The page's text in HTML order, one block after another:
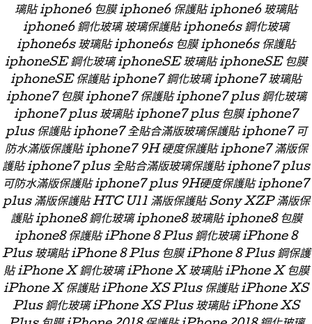
璃貼 iphone6 包膜 iphone6 保護貼 iphone6 玻璃貼
iphone6 鋼化玻璃 玻璃保護貼 iphone6s 鋼化玻璃
iphone6s 玻璃貼 iphone6s 包膜 iphone6s 保護貼
iphoneSE 鋼化玻璃 iphoneSE 玻璃貼 iphoneSE 包膜
iphoneSE 保護貼 iphone7 鋼化玻璃 iphone7 玻璃貼
iphone7 包膜 iphone7 保護貼 iphone7 plus 鋼化玻璃
iphone7 plus 玻璃貼 iphone7 plus 包膜 iphone7
plus 保護貼 iphone7 全貼合滿版玻璃保護貼 iphone7 可
防水滿版保護貼 iphone7 9H 硬度保護貼 iphone7 滿版保
護貼 iphone7 plus 全貼合滿版玻璃保護貼 iphone7 plus
可防水滿版保護貼 iphone7 plus 9H硬度保護貼 iphone7
plus 滿版保護貼 HTC U11 滿版保護貼 Sony XZP 滿版保
護貼 iphone8 鋼化玻璃 iphone8 玻璃貼 iphone8 包膜
iphone8 保護貼 iPhone 8 Plus 鋼化玻璃 iPhone 8
Plus 玻璃貼 iPhone 8 Plus 包膜 iPhone 8 Plus 鋼保護
貼 iPhone X 鋼化玻璃 iPhone X 玻璃貼 iPhone X 包膜
iPhone X 保護貼 iPhone XS Plus 保護貼 iPhone XS
Plus 鋼化玻璃 iPhone XS Plus 玻璃貼 iPhone XS